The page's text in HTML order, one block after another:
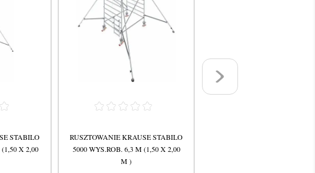
STABILO
X 2,00
RUSZTOWANIE KRAUSE STABILO
5000 WYS.ROB. 6,3 M (1,50 X 2,00
M )